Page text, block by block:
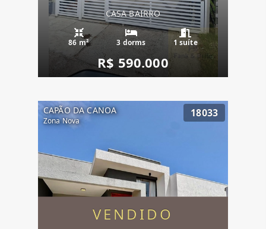
CASA BAIRRO
86 m² 3 dorms 1 suíte
R$ 590.000
VENDIDO
CAPÃO DA CANOA
Zona Nova
18033